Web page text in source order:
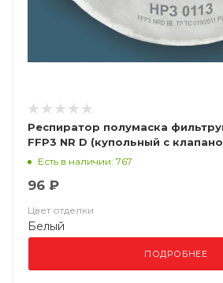
Респиратор полумаска
FFP3 NR D (купольный с
Есть в наличии: 767
96 ₽
Цвет отделки
Белый
ПОДРОБНЕЕ